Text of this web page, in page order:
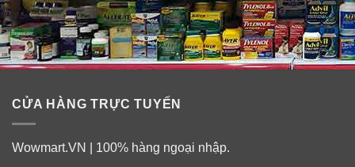
CỬA HÀNG TRỰC TUYẾN
Wowmart.VN | 100% hàng ngoại nhập.